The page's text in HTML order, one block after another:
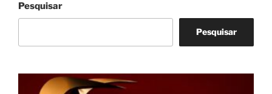
Pesquisar
Pesquisar